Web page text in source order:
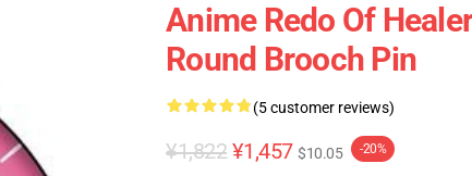
Anime Redo Of
Round Brooch Pin
(5 customer reviews)
¥1,822 ¥1,457 $10.05 -20%